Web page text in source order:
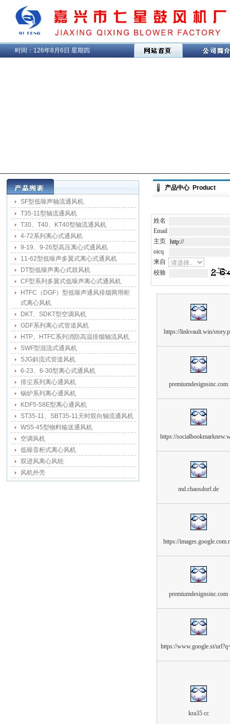
时间： 126年8月6日 星期四
SF型低噪声轴流通风机
T35-11型轴流通风机
T30、T40、KT40型轴流通风机
4-72系列离心式通风机
9-19、9-26型高压离心式通风机
11-62型低噪声多翼式离心式通风机
DT型低噪声离心式鼓风机
CF型系列多翼式低噪声离心式通风机
HTFC（DGF）型低噪声通风排烟两用柜
式离心风机
DKT、SDKT型空调风机
GDF系列离心式管道风机
HTP、HTFC系列消防高温排烟轴流风机
SWF型混流式通风机
SJG斜流式管道风机
6-23、6-30型离心式通风机
排尘系列离心通风机
锅炉系列离心通风机
KDF5-58E型离心通风机
ST35-11、SBT35-11天时双向轴流通风机
WS5-45型物料输送通风机
空调风机
低噪音柜式离心风机
双进风离心风轮
风机外壳
产品中心 Product
姓名
Email
主页
oicq
来自
校验
https://linkvault.win/
premiumdesignsinc.com
https://
md.chaosdorf.de
https://
premiumdesignsinc.com
https://www.google.st/
kra35 cc